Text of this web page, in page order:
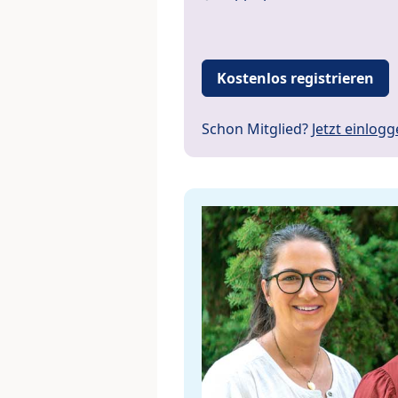
Kostenlos registrieren
Schon Mitglied? Jetzt